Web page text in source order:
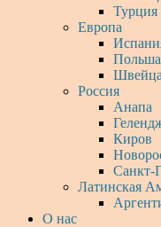
Турция
Европа
Польша
Россия
Анапа
Киров
Санкт-
Латинская
О нас